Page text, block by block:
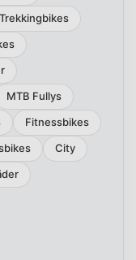
MTB Fullys
Fitnessbikes
City